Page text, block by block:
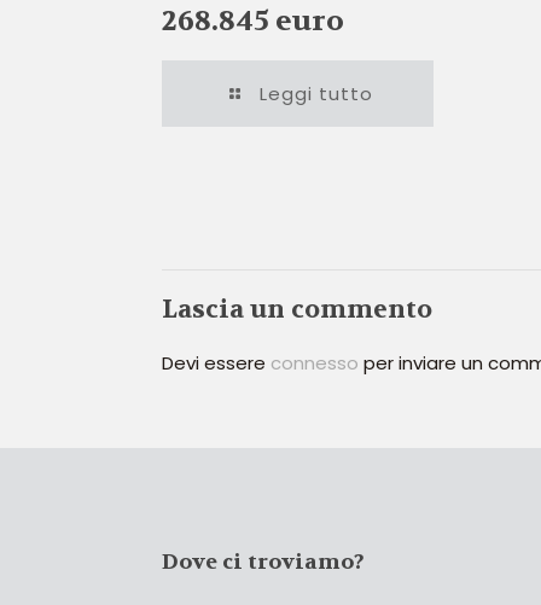
268.845 euro
Leggi tutto
Lascia un commento
Devi essere connesso per inviare un
Dove ci troviamo?